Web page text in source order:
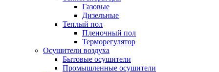
Газовые
Дизельные
Теплый пол
Пленочный пол
Терморегулятор
Осушители воздуха
Бытовые осушители
Промышленные осушители